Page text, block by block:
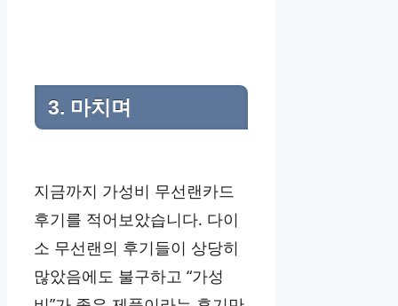
3. 마치며
지금까지 가성비 무선랜카드
후기를 적어보았습니다. 다이
소 무선랜의 후기들이 상당히
많았음에도 불구하고 “가성